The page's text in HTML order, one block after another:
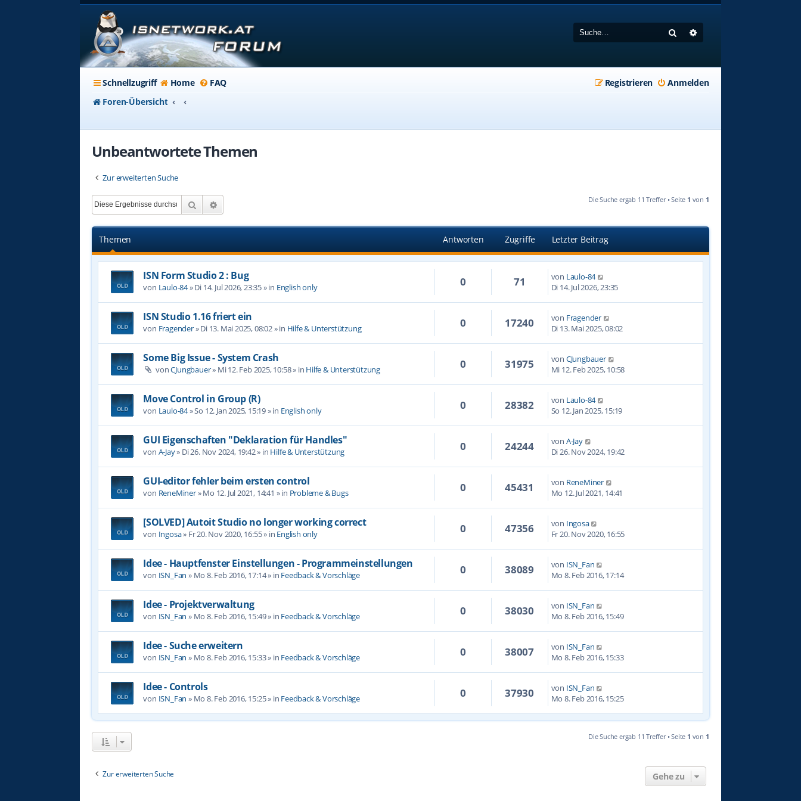
Suche
Schnellzugriff Home FAQ Anmelden
Registrieren
Foren-Übersicht
Unbeantwortete Themen
Zur erweiterten Suche
Suche Die Suche ergab 11 Treffer • Seite 1 von 1
Themen Antworten Zugriffe Letzter Beitrag
ISN Form Studio 2 : Bug
von Laulo-84»Di 14. Jul 2026, 23:35» in English only 0 71 von Laulo-84
Di 14. Jul 2026, 23:35
ISN Studio 1.16 friert ein
von Fragender»Di 13. Mai 2025, 08:02» in Hilfe & Unterstützung 0 17240 von Fragender
Di 13. Mai 2025, 08:02
Some Big Issue - System Crash
vonCJungbauer» Mi 12. Feb 2025, 10:58» in Hilfe & Unterstützung 0 31975 von CJungbauer
Mi 12. Feb 2025, 10:58
Move Control in Group (R)
von Laulo-84»So 12. Jan 2025, 15:19» in English only 0 28382 von Laulo-84
So 12. Jan 2025, 15:19
GUI Eigenschaften "Deklaration für Handles"
von A-Jay» Di 26. Nov 2024, 19:42» in Hilfe & Unterstützung 0 24244 von A-Jay
Di 26. Nov 2024, 19:42
GUI-editor fehler beim ersten control
von ReneMiner»Mo 12. Jul 2021, 14:41 » in Probleme & Bugs 0 45431 von ReneMiner
Mo 12. Jul 2021, 14:41
[SOLVED] Autoit Studio no longer working correct
von Ingosa» Fr 20. Nov 2020, 16:55» in English only 0 47356 von Ingosa
Fr 20. Nov 2020, 16:55
Idee - Hauptfenster Einstellungen - Programmeinstellungen
von ISN_Fan » Mo 8. Feb 2016, 17:14» in Feedback & Vorschläge 0 38089 von ISN_Fan
Mo 8. Feb 2016, 17:14
Idee - Projektverwaltung
von ISN_Fan » Mo 8. Feb 2016, 15:49» in Feedback & Vorschläge 0 38030 von ISN_Fan
Mo 8. Feb 2016, 15:49
Idee - Suche erweitern
von ISN_Fan » Mo 8. Feb 2016, 15:33» in Feedback & Vorschläge 0 38007 von ISN_Fan
Mo 8. Feb 2016, 15:33
Idee - Controls
von ISN_Fan » Mo 8. Feb 2016, 15:25» in Feedback & Vorschläge 0 37930 von ISN_Fan
Mo 8. Feb 2016, 15:25
Die Suche ergab 11 Treffer • Seite 1 von 1
Zur erweiterten Suche Gehe zu